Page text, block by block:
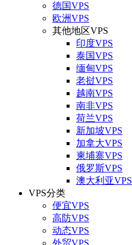
德国VPS
欧洲VPS
其他地区VPS
印度VPS
泰国VPS
缅甸VPS
老挝VPS
越南VPS
南非VPS
荷兰VPS
新加坡VPS
加拿大VPS
柬埔寨VPS
俄罗斯VPS
澳大利亚VPS
VPS分类
便宜VPS
高防VPS
动态VPS
外贸VPS